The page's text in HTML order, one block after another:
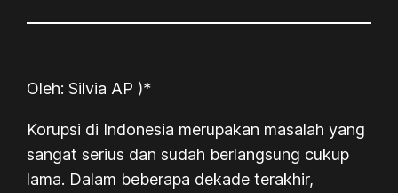
Oleh: Silvia AP )*
Korupsi di Indonesia merupakan masalah yang
sangat serius dan sudah berlangsung cukup
lama. Dalam beberapa dekade terakhir,